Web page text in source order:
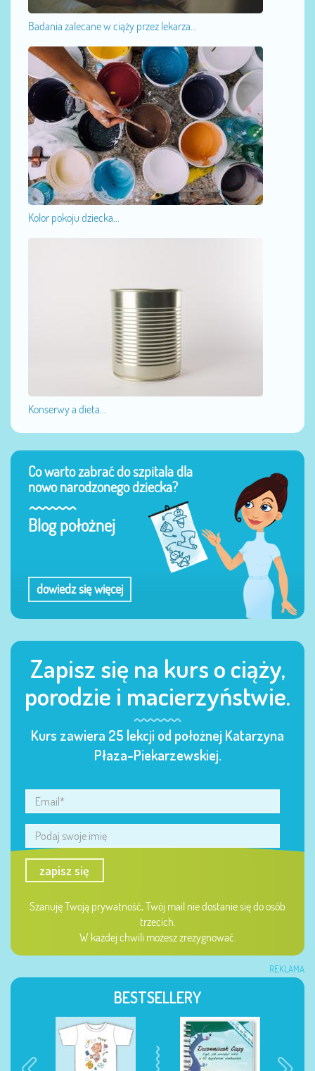
Badania zalecane w ciąży przez lekarza...
Kolor pokoju dziecka...
Konserwy a dieta...
Co warto zabrać do szpitala dla
nowo narodzonego dziecka?
Blog położnej
dowiedz się więcej
Zapisz się na kurs o ciąży,
porodzie i macierzyństwie.
Kurs zawiera 25 lekcji od położnej Katarzyna
Płaza-Piekarzewskiej.
zapisz się
Szanuję Twoją prywatność, Twój mail nie dostanie się do osób
trzecich.
W każdej chwili możesz zrezygnować.
REKLAMA
BESTSELLERY